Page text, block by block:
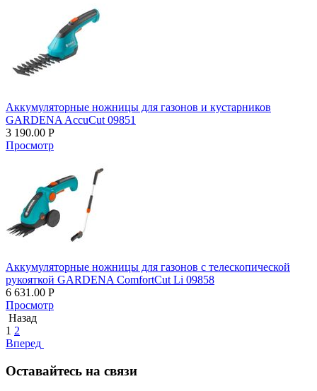
Аккумуляторные ножницы для газонов и кустарников
GARDENA AccuCut 09851
3 190.00 Р
Просмотр
Аккумуляторные ножницы для газонов с телескопической
рукояткой GARDENA ComfortCut Li 09858
6 631.00 Р
Просмотр
Назад
1 2
Вперед
Оставайтесь на связи